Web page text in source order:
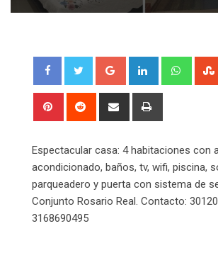
Google+ LinkedIn
Pinterest Reddit
Share
Espectacular casa: 4 habitaciones con
acondicionado, baños, tv, wifi, piscina,
parqueadero y puerta con sistema de
Conjunto Rosario Real. Contacto:
3168690495